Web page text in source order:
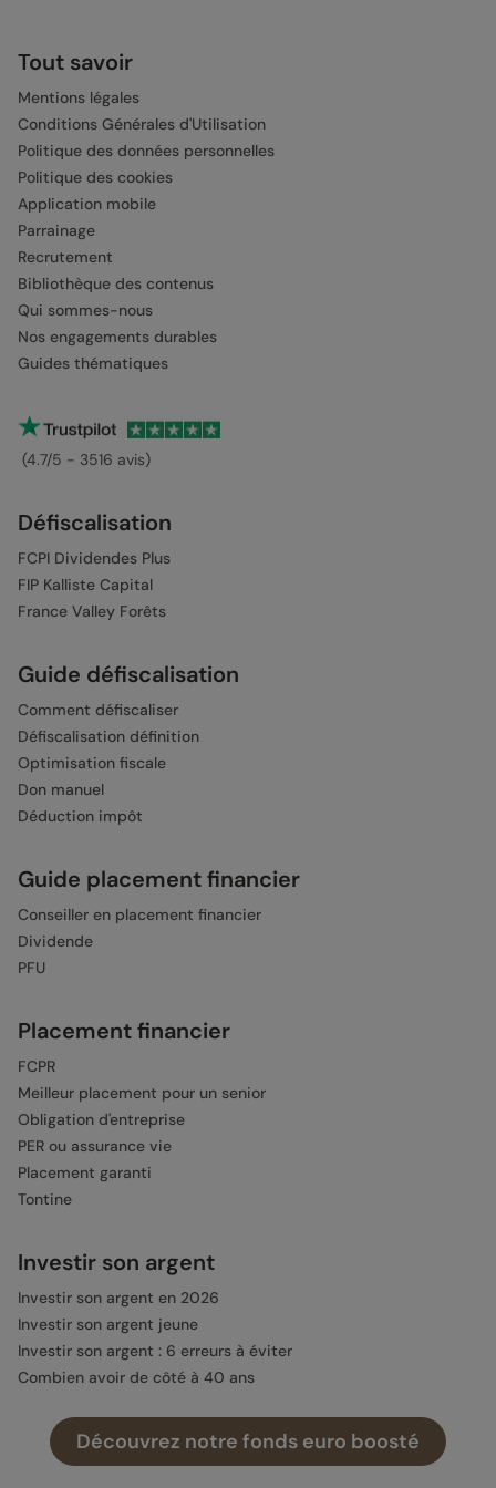
Découvrez notre fonds euro boosté
Tout savoir
Mentions légales
Conditions Générales d'Utilisation
Politique des données personnelles
Politique des cookies
Application mobile
Parrainage
Recrutement
Bibliothèque des contenus
Qui sommes-nous
Nos engagements durables
Guides thématiques
(4.7/5 - 3516 avis)
Défiscalisation
FCPI Dividendes Plus
FIP Kalliste Capital
France Valley Forêts
Guide défiscalisation
Comment défiscaliser
Défiscalisation définition
Optimisation fiscale
Don manuel
Déduction impôt
Guide placement financier
Conseiller en placement financier
Dividende
PFU
Placement financier
FCPR
Meilleur placement pour un senior
Obligation d'entreprise
PER ou assurance vie
Placement garanti
Tontine
Investir son argent
Investir son argent en 2026
Investir son argent jeune
Investir son argent : 6 erreurs à éviter
Combien avoir de côté à 40 ans
Combien rapportent 200 000 euros placés par mois
Combien rapportent 300 000 euros placés par mois